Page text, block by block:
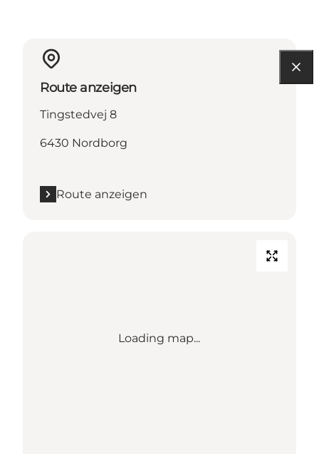
Route anzeigen
Tingstedvej 8
6430 Nordborg
Route anzeigen
Loading map...